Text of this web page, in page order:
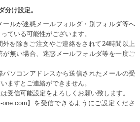
分け設定。
ールが迷惑メールフォルダ・別フォルダ等へ
ている可能性がございます。
外を除きご注文やご連絡をされて24時間以上
が無い場合、迷惑メールフォルダ等を一度ご
パソコンアドレスから送信されたメールの受
ますとご連絡ができません。
受信可能設定をよろしくお願い致します。
】を受信できるようにご設定くださ